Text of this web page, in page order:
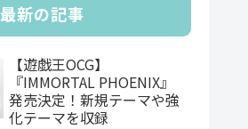
最新の記事
【遊戯王OCG】
『IMMORTAL PHOENIX』
発売決定！新規テーマや強
化テーマを収録